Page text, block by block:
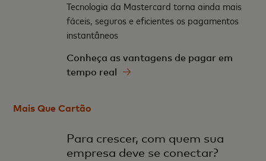
Tecnologia da Mastercard torna ainda mais
fáceis, seguros e eficientes os pagamentos
instantâneos
Conheça as vantagens de pagar em
tempo real
Mais Que Cartão
Para crescer, com quem sua
empresa deve se conectar?